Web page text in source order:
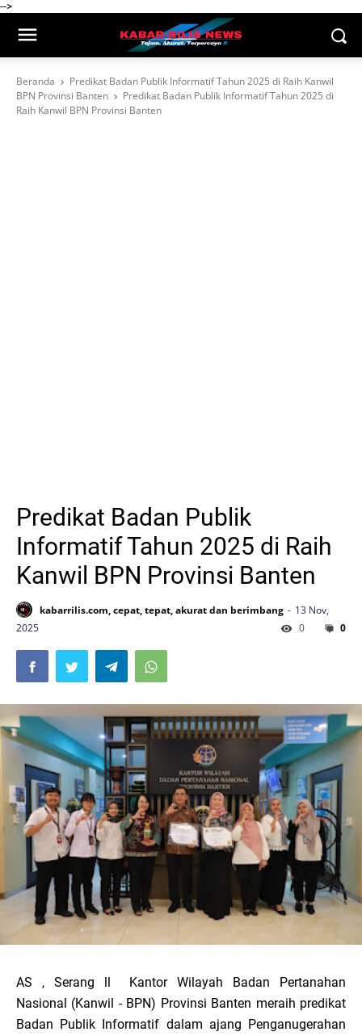
-->
Beranda
Predikat Badan Publik Informatif Tahun 2025 di Raih Kanwil
BPN Provinsi Banten
Predikat Badan Publik Informatif Tahun 2025 di
Raih Kanwil BPN Provinsi Banten
Predikat Badan Publik
Informatif Tahun 2025 di Raih
Kanwil BPN Provinsi Banten
kabarrilis.com, cepat, tepat, akurat dan berimbang
13 Nov,
2025
0
0
AS , Serang ll Kantor Wilayah Badan Pertanahan
Nasional (Kanwil - BPN) Provinsi Banten meraih predikat
Badan Publik Informatif dalam ajang Penganugerahan